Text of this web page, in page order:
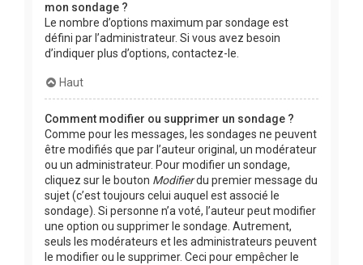
mon sondage ?
Le nombre d’options maximum par sondage est
défini par l’administrateur. Si vous avez besoin
d’indiquer plus d’options, contactez-le.
Haut
Comment modifier ou supprimer un sondage ?
Comme pour les messages, les sondages ne peuvent
être modifiés que par l’auteur original, un modérateur
ou un administrateur. Pour modifier un sondage,
cliquez sur le bouton Modifierdu premier message du
sujet (c’est toujours celui auquel est associé le
sondage). Si personne n’a voté, l’auteur peut modifier
une option ou supprimer le sondage. Autrement,
seuls les modérateurs et les administrateurs peuvent
le modifier ou le supprimer. Ceci pour empêcher le